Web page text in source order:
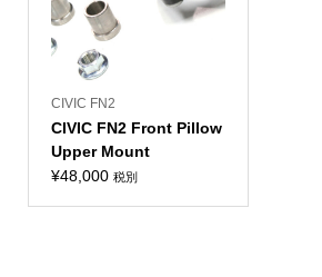
CIVIC FN2
CIVIC FN2 Front Pillow
Upper Mount
¥48,000 税別